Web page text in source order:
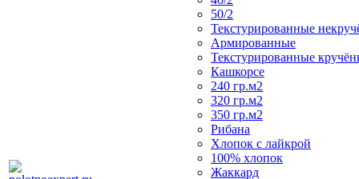
50/2
Текстурированные
Армированные
Текстурированные
Кашкорсе
240 гр.м2
320 гр.м2
350 гр.м2
Рибана
Хлопок с лайкрой
100% хлопок
Жаккард